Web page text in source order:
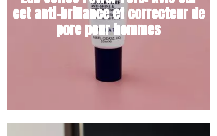
cet anti-brillance et correcteur de
pore pour hommes